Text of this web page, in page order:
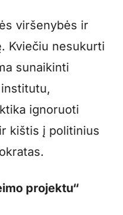
viršenybės ir
Kviečiu nesukurti
sunaikinti
ignoruoti
kištis į politinius
projektu“